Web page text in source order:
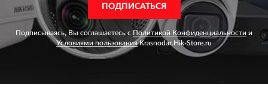
ПОДПИСАТЬСЯ
Подписываясь, Вы соглашаетесь с Политикой Конфиденциальности и
Условиями пользованияKrasnodar.Hik-Store.ru